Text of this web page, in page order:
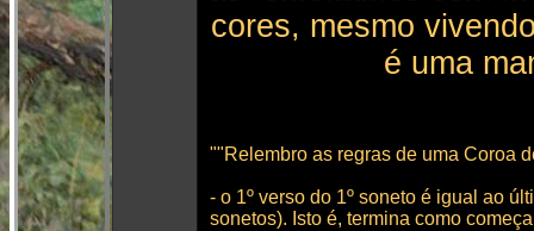
cores, mesmo
é uma
""Relembro as regras de uma Coroa
- o 1º verso do 1º soneto é igual ao
sonetos). Isto é, termina como